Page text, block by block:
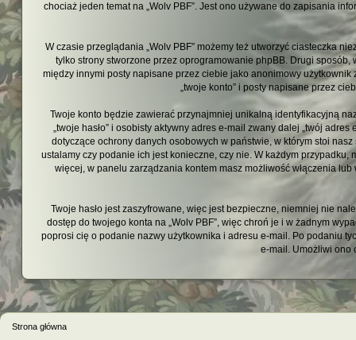
chociaż jeden temat na „Wolv PBF”. Jest ono używane do zapisania
W czasie przeglądania „Wolv PBF” możemy też utworzyć ciasteczka
tylko strony stworzone przez oprogramowanie phpBB. Drugi
między innymi posty napisane przez ciebie jako anonimowy użytkownik
„twoje konto” i posty napisane przez
Twoje konto będzie zawierać przynajmniej unikalną identyfikacyjną
„twoje hasło” i osobisty aktywny adres e-mail zwany dalej „twój
dotyczące ochrony danych osobowych w państwie, w którym stoi
ustalamy czy podanie ich jest konieczne, czy nie. W każdym
więcej, w panelu zarządzania kontem masz możliwość włączenia
Twoje hasło jest zaszyfrowane, więc jest bezpieczne, niemniej nie
dostęp do twojego konta na „Wolv PBF”, więc chroń je i w żadnym
poprosi cię o podanie nazwy użytkownika i adresu e-mail. Po podaniu
e-mail. Umożliwi ono
Strona główna